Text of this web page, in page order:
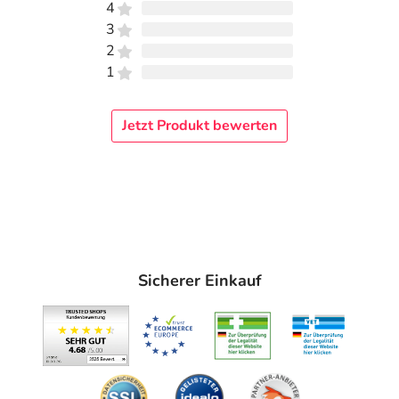
besonders leise Funktionsweise
Luftreiniger geeignet für die Verwendung in Büros, im
Wohnzimmer oder auch Nachts im Schlafzimmer ohne zu
Echte Hepa-Filtertechnologie
elektronische Filterkontrollanzeige
hilft Ihnen zu
erkennen, wann die Filter ausgetauscht werden müssen.
Der Vorfilter sollte alle 3 Monate ausgetauscht werden,
4
3
2
1
Jetzt Produkt bewerten
Sicherer Einkauf